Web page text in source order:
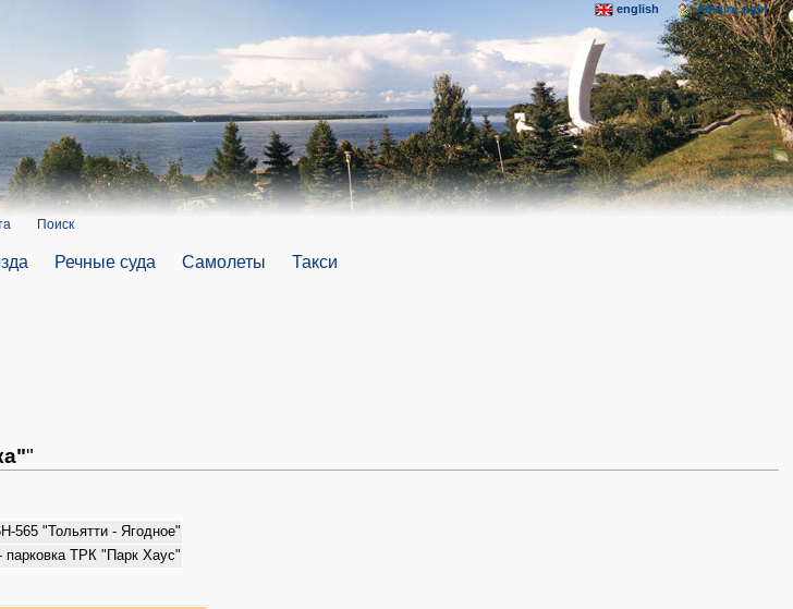
Поиск
Речные суда Самолеты Такси
"
565 "Тольятти - Ягодное"
ТРК "Парк Хаус"
english AdminLogIn